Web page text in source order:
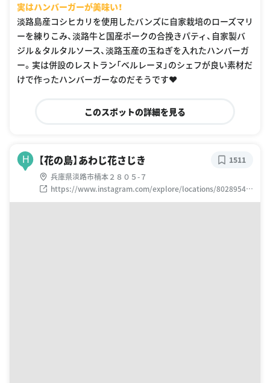
実はハンバーガーが美味い！
淡路島産コシヒカリを使用したバンズに自家栽培のローズマリ
ーを練りこみ、淡路牛と国産ポークの合挽きパティ、自家製バ
ジル＆タルタルソース、淡路玉産の玉ねぎを入れたハンバーガ
ー。実は併設のレストラン「ベルレーヌ」のシェフが良い素材だ
けで作ったハンバーガーなのだそうです♥︎
このスポットの詳細を見る
H 【花の島】あわじ花さじき
兵庫県淡路市楠本２８０５-７
https://www.instagram.com/explore/locations/80289547
4
1511